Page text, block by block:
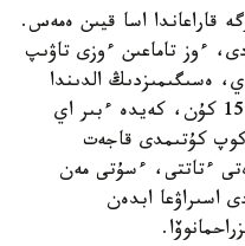
قاراعاندا اسا قيىن ەمەس.
ءوز تاماعىن ءوزى تاۋىپ
ەسىگىمىزدىڭ الدىندا
اعىپ تۇرعان بۇلاققا بارمايدى. 10-15 كۇن، كەيدە ءبىر اي
كۇتىمدى قاجەت
ءتاتتى، ءسۇتى مەن
اسىراۋعا ابدەن